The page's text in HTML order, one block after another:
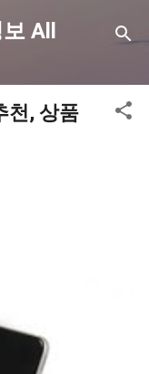
기 All
천, 상품